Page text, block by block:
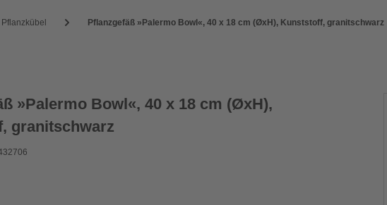
Pflanzkübel Pflanzgefäß »Palermo Bowl«, 40 x 18 cm (ØxH), Kunststoff, granitschwarz
»Palermo Bowl«, 40 x 18 cm (ØxH),
granitschwarz